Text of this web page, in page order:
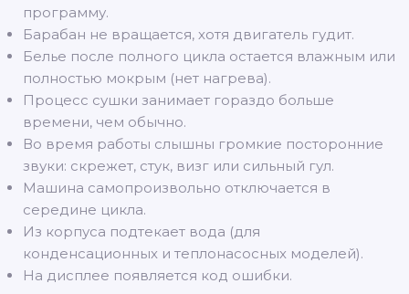
программу.
Барабан не вращается, хотя двигатель гудит.
Белье после полного цикла остается влажным или
полностью мокрым (нет нагрева).
Процесс сушки занимает гораздо больше
времени, чем обычно.
Во время работы слышны громкие посторонние
звуки: скрежет, стук, визг или сильный гул.
Машина самопроизвольно отключается в
середине цикла.
Из корпуса подтекает вода (для
конденсационных и теплонасосных моделей).
На дисплее появляется код ошибки.